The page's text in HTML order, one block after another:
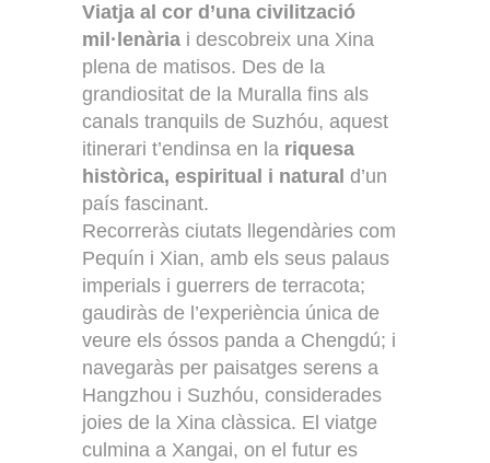
Viatja al cor d’una civilització
mil·lenària i descobreix una Xina
plena de matisos. Des de la
grandiositat de la Muralla fins als
canals tranquils de Suzhóu, aquest
itinerari t’endinsa en la riquesa
històrica, espiritual i natural d’un
país fascinant.
Recorreràs ciutats llegendàries com
Pequín i Xian, amb els seus palaus
imperials i guerrers de terracota;
gaudiràs de l’experiència única de
veure els óssos panda a Chengdú; i
navegaràs per paisatges serens a
Hangzhou i Suzhóu, considerades
joies de la Xina clàssica. El viatge
culmina a Xangai, on el futur es